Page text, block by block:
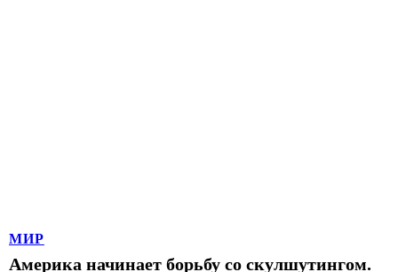
МИР
Америка начинает борьбу со скулшутингом.